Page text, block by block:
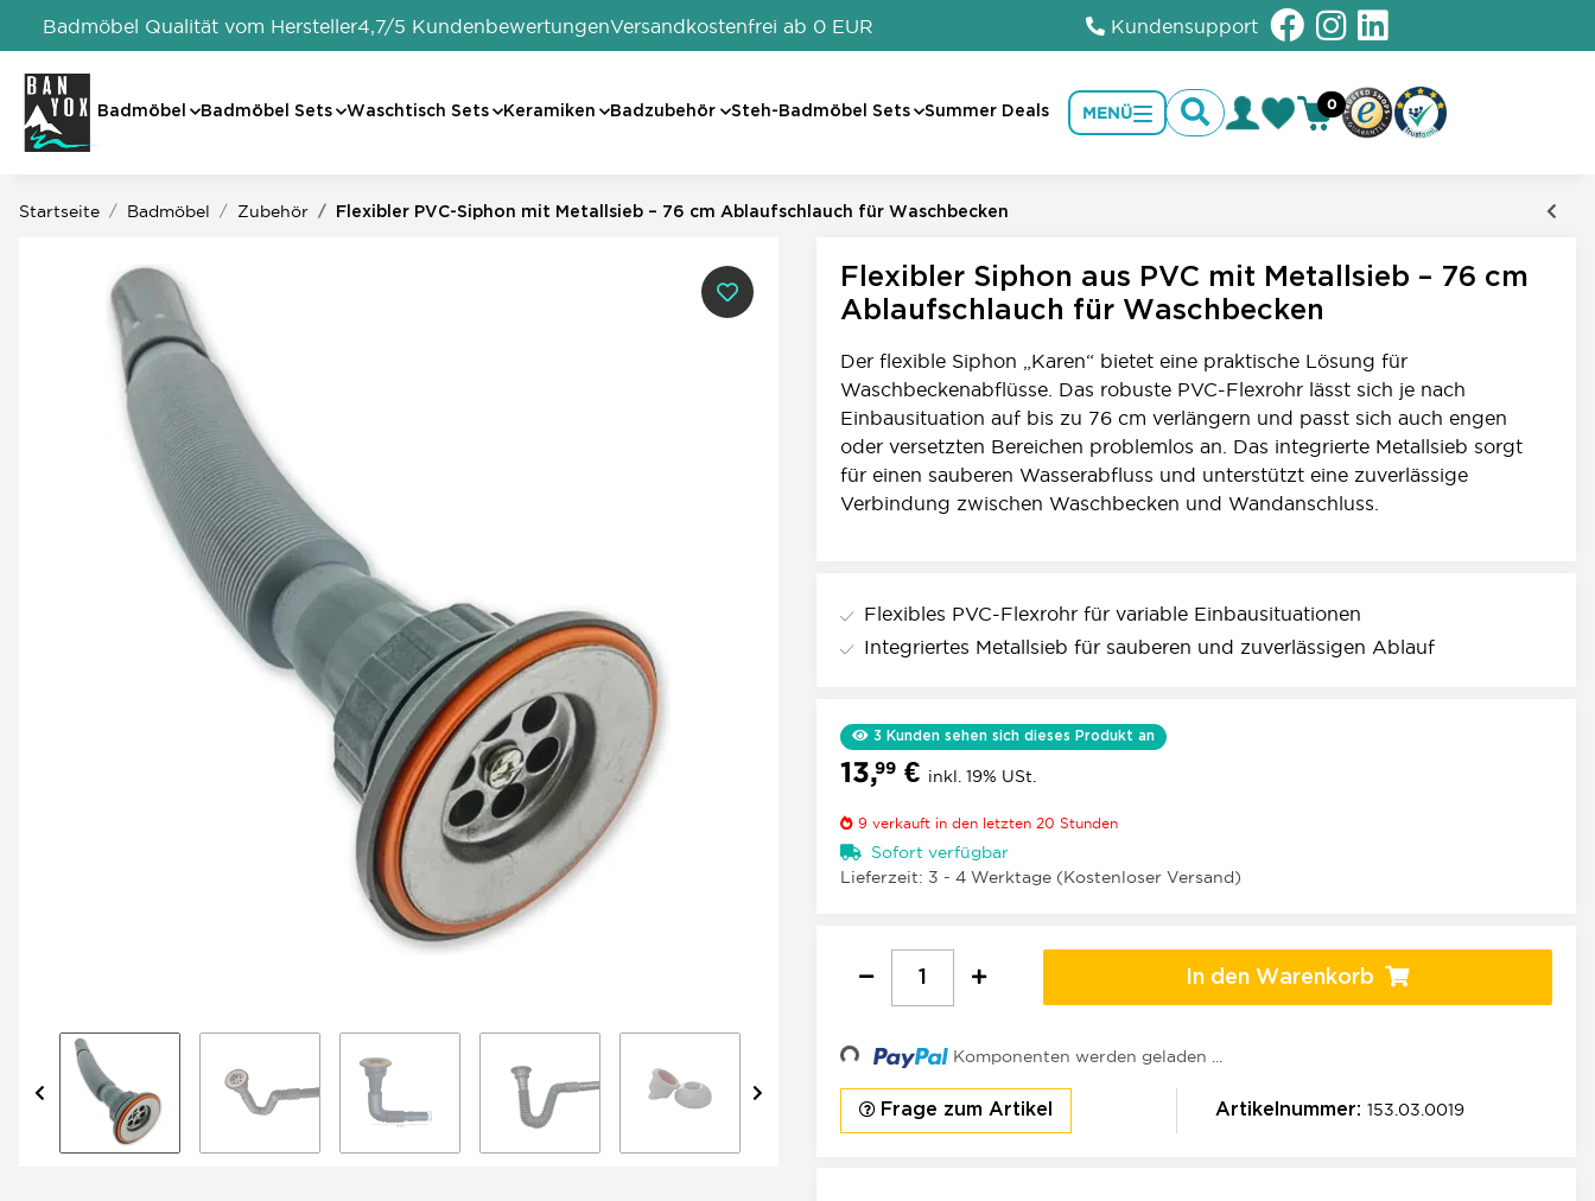
Badmöbel Qualität vom Hersteller4,7/5 KundenbewertungenVersandkostenfrei ab 0 EUR Kundensupport
Badmöbel Badmöbel Sets Waschtisch Sets Keramiken Badzubehör Steh-Badmöbel Sets Summer Deals MENÜ 0
Startseite Badmöbel Zubehör Flexibler PVC-Siphon mit Metallsieb – 76 cm Ablaufschlauch für Waschbecken
Flexibler Siphon aus PVC mit Metallsieb – 76 cm
Ablaufschlauch für Waschbecken
Der flexible Siphon „Karen“ bietet eine praktische Lösung für
Waschbeckenabflüsse. Das robuste PVC-Flexrohr lässt sich je nach
Einbausituation auf bis zu 76 cm verlängern und passt sich auch engen
oder versetzten Bereichen problemlos an. Das integrierte Metallsieb sorgt
für einen sauberen Wasserabfluss und unterstützt eine zuverlässige
Verbindung zwischen Waschbecken und Wandanschluss.
Flexibles PVC-Flexrohr für variable Einbausituationen
Integriertes Metallsieb für sauberen und zuverlässigen Ablauf
3 Kunden sehen sich dieses Produkt an
13,99 € inkl. 19% USt.
9 verkauft in den letzten 20 Stunden
Sofort verfügbar
Lieferzeit: 3 - 4 Werktage (Kostenloser Versand)
In den Warenkorb
Loading... Komponenten werden geladen ...
Frage zum Artikel Artikelnummer: 153.03.0019